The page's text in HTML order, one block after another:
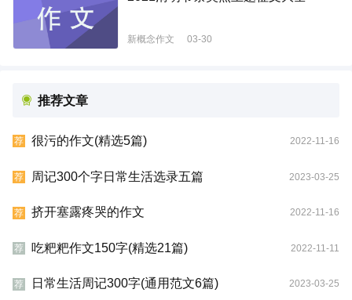
新概念作文 03-30
推荐文章
荐 很污的作文(精选5篇) 2022-11-16
荐 周记300个字日常生活选录五篇 2023-03-25
荐 挤开塞露疼哭的作文 2022-11-16
荐 吃粑粑作文150字(精选21篇) 2022-11-11
荐 日常生活周记300字(通用范文6篇) 2023-03-25